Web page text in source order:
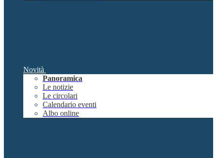
Novità
Panoramica
Le notizie
Le circolari
Calendario eventi
Albo online